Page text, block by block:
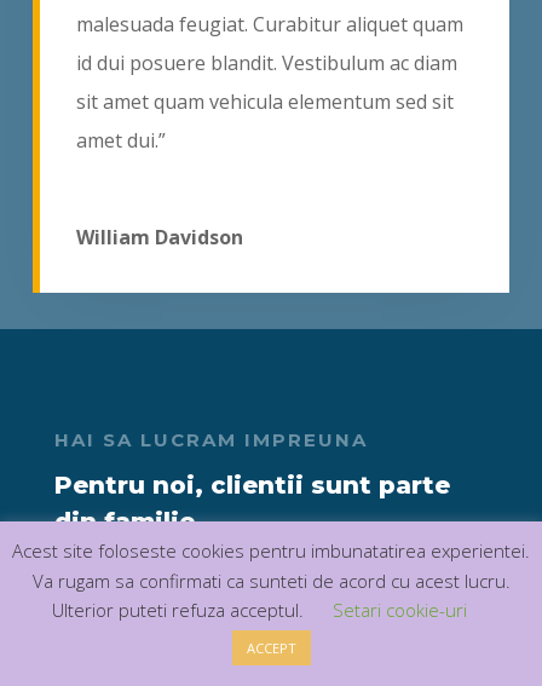
malesuada feugiat. Curabitur aliquet quam
id dui posuere blandit. Vestibulum ac diam
sit amet quam vehicula elementum sed sit
amet dui.”
William Davidson
HAI SA LUCRAM IMPREUNA
Pentru noi, clientii sunt parte
din familie
Vestibulum ante ipsum primis in faucibus orci
luctus et ultrices posuere cubilia Curae; Donec
velit neque, auctor sit amet aliquam vel,
Acest site foloseste cookies pentru imbunatatirea experientei.
Va rugam sa confirmati ca sunteti de acord cu acest lucru.
Ulterior puteti refuza acceptul.
Setari cookie-uri
ACCEPT